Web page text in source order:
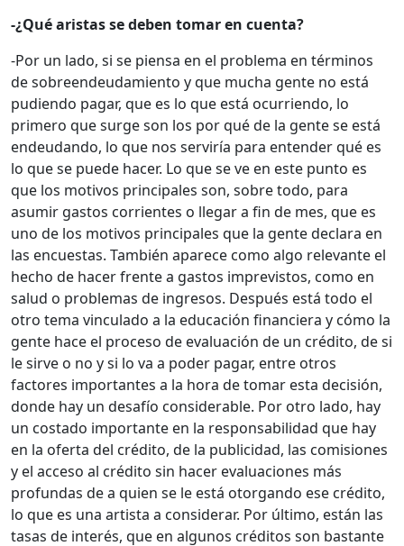
-¿Qué aristas se deben tomar en cuenta?
-Por un lado, si se piensa en el problema en términos
de sobreendeudamiento y que mucha gente no está
pudiendo pagar, que es lo que está ocurriendo, lo
primero que surge son los por qué de la gente se está
endeudando, lo que nos serviría para entender qué es
lo que se puede hacer. Lo que se ve en este punto es
que los motivos principales son, sobre todo, para
asumir gastos corrientes o llegar a fin de mes, que es
uno de los motivos principales que la gente declara en
las encuestas. También aparece como algo relevante el
hecho de hacer frente a gastos imprevistos, como en
salud o problemas de ingresos. Después está todo el
otro tema vinculado a la educación financiera y cómo la
gente hace el proceso de evaluación de un crédito, de si
le sirve o no y si lo va a poder pagar, entre otros
factores importantes a la hora de tomar esta decisión,
donde hay un desafío considerable. Por otro lado, hay
un costado importante en la responsabilidad que hay
en la oferta del crédito, de la publicidad, las comisiones
y el acceso al crédito sin hacer evaluaciones más
profundas de a quien se le está otorgando ese crédito,
lo que es una artista a considerar. Por último, están las
tasas de interés, que en algunos créditos son bastante